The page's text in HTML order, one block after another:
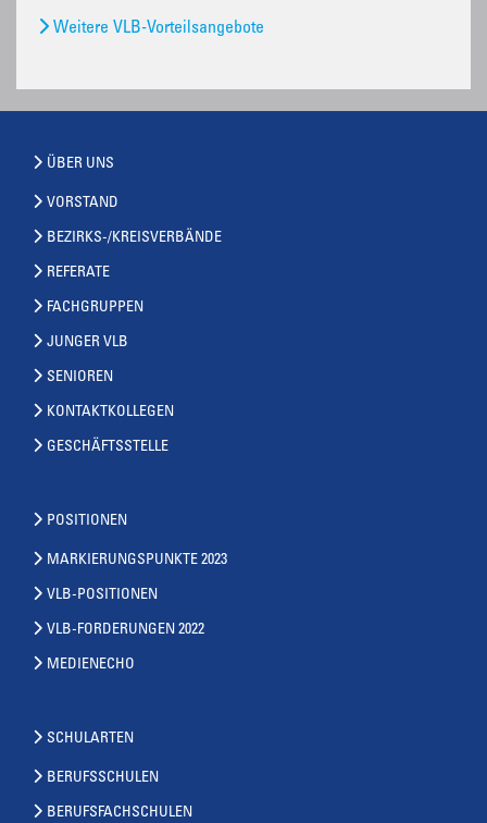
Weitere VLB-Vorteilsangebote
ÜBER UNS
VORSTAND
BEZIRKS-/KREISVERBÄNDE
REFERATE
FACHGRUPPEN
JUNGER VLB
SENIOREN
KONTAKTKOLLEGEN
GESCHÄFTSSTELLE
POSITIONEN
MARKIERUNGSPUNKTE 2023
VLB-POSITIONEN
VLB-FORDERUNGEN 2022
MEDIENECHO
SCHULARTEN
BERUFSSCHULEN
BERUFSFACHSCHULEN